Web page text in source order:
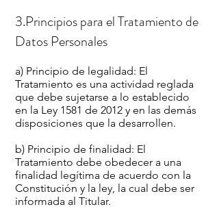
3.Principios para el Tratamiento de
Datos Personales
a) Principio de legalidad: El
Tratamiento es una actividad reglada
que debe sujetarse a lo establecido
en la Ley 1581 de 2012 y en las demás
disposiciones que la desarrollen.
b) Principio de finalidad: El
Tratamiento debe obedecer a una
finalidad legítima de acuerdo con la
Constitución y la ley, la cual debe ser
informada al Titular.